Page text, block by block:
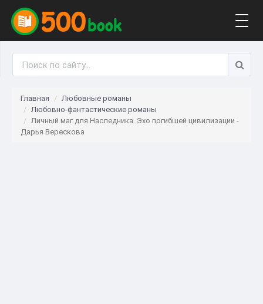
Главная
Любовные романы
Любовно-фантастические романы
Личный маг для Наследника. Эхо погибшей цивилизации -
Дарья Верескова